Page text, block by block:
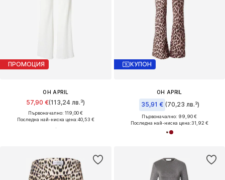
ПРОМОЦИЯ
OH APRIL
57,90 €(113,24 лв.³)
Първоначално: 119,00 €
Последна най-ниска цена:40,53 €
КУПОН
OH APRIL
35,91 € (70,23 лв.³)
Първоначално: 99,90 €
Последна най-ниска цена:31,92 €